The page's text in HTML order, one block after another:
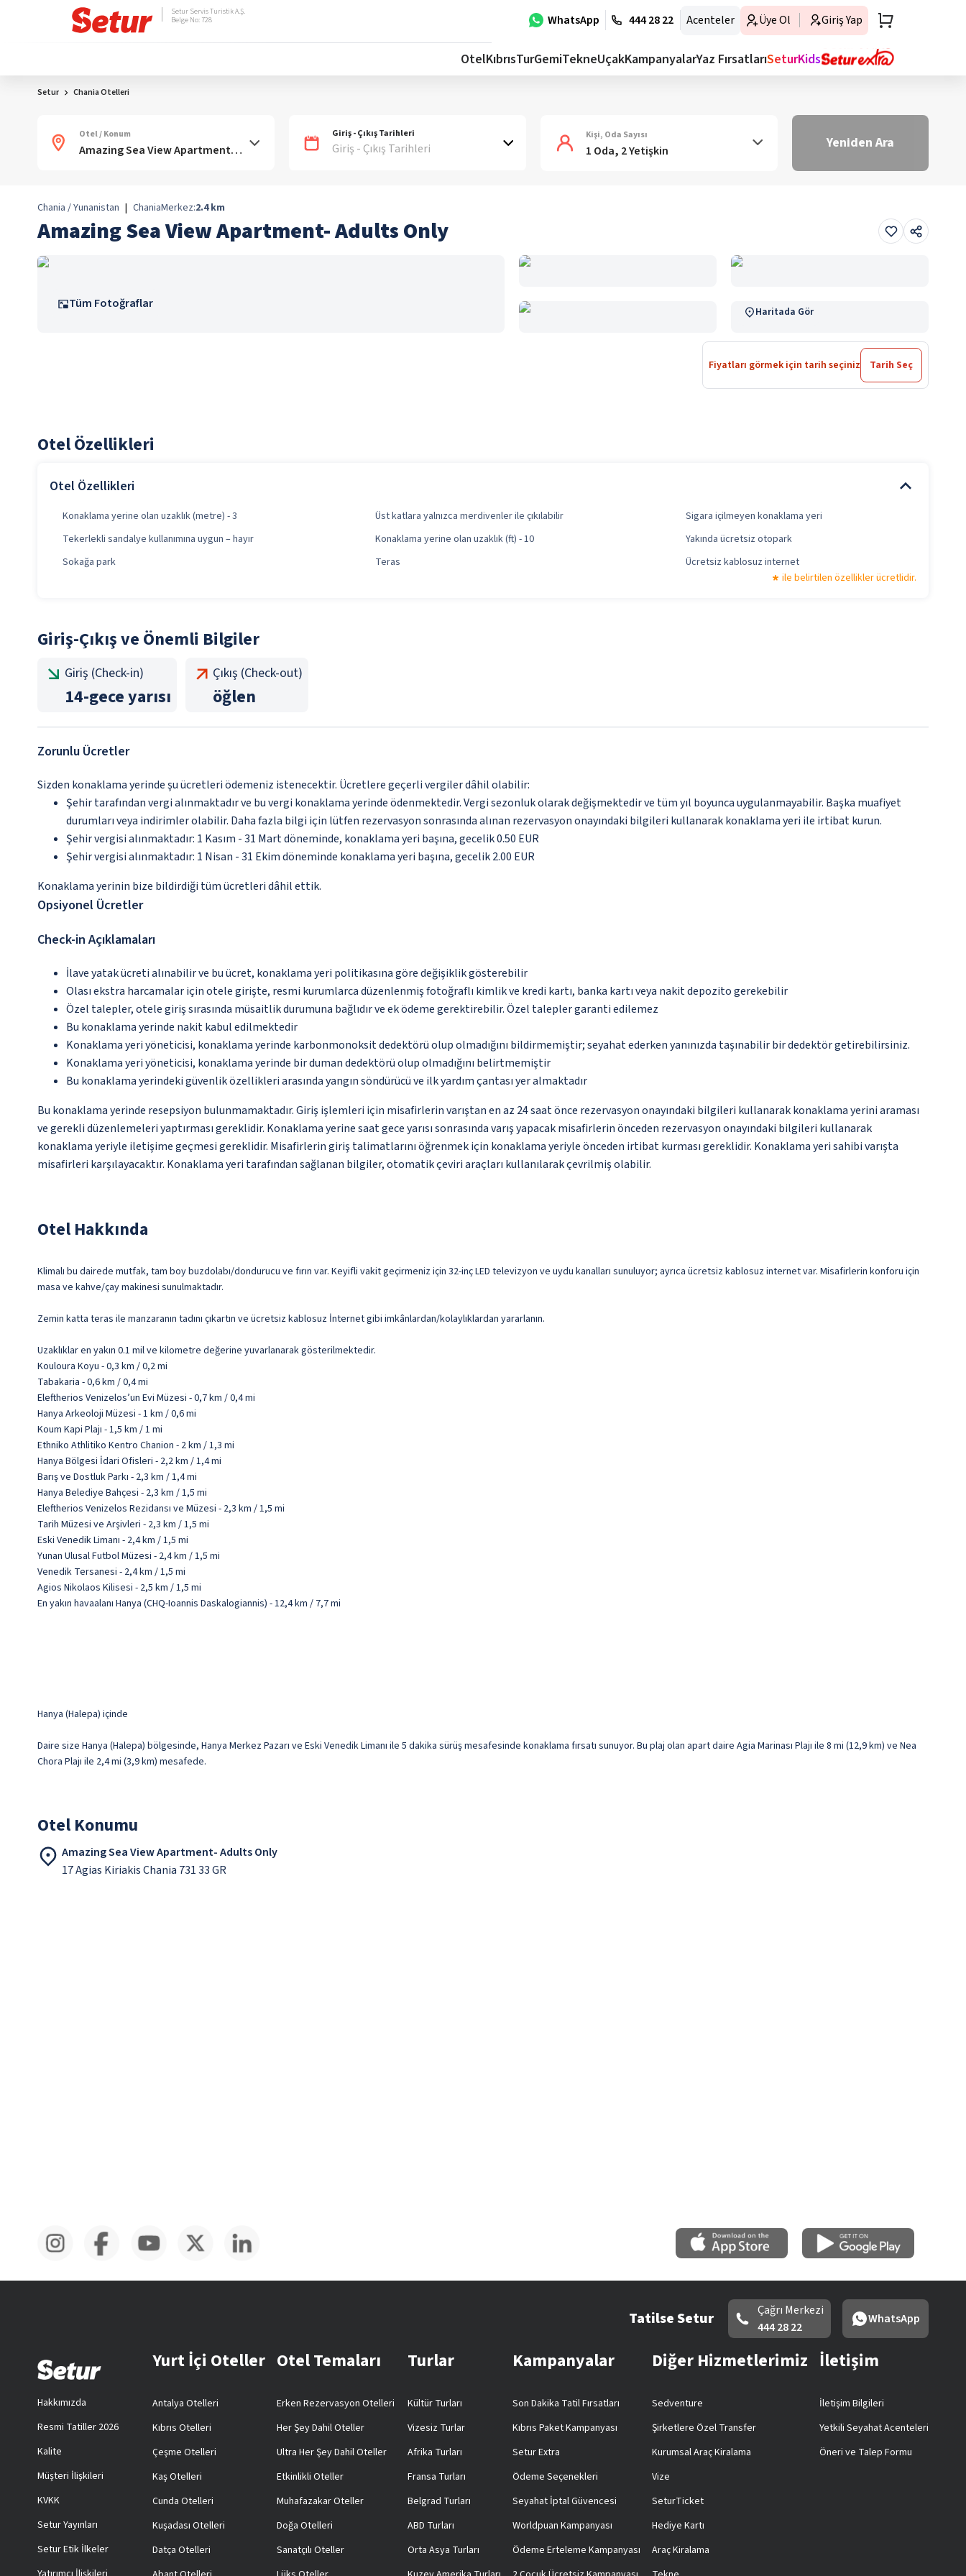
WhatsApp 444 28 22 Acenteler Üye Ol Giriş Yap
Setur Servis Turistik A.Ş.
Belge No: 728
OtelKıbrısTurGemiTekneUçakKampanyalarYaz FırsatlarıSeturKids
Setur Chania Otelleri
Otel / Konum Giriş - Çıkış Tarihleri
Giriş - Çıkış Tarihleri
Kişi, Oda Sayısı
1 Oda, 2 Yetişkin Yeniden Ara
Chania / Yunanistan | ChaniaMerkez:2.4 km
Amazing Sea View Apartment- Adults Only
Tüm Fotoğraflar
Haritada Gör
Fiyatları görmek için tarih seçiniz Tarih Seç
Otel Özellikleri
Otel Özellikleri
Konaklama yerine olan uzaklık (metre) - 3 Üst katlara yalnızca merdivenler ile çıkılabilir
Sigara içilmeyen konaklama yeri
Tekerlekli sandalye kullanımına uygun – hayır
Konaklama yerine olan uzaklık (ft) - 10
Yakında ücretsiz otopark
Sokağa park
Teras
Ücretsiz kablosuz internet
ile belirtilen özellikler ücretlidir.
Giriş-Çıkış ve Önemli Bilgiler
Giriş (Check-in)
14-gece yarısı
Çıkış (Check-out)
öğlen
Zorunlu Ücretler
Sizden konaklama yerinde şu ücretleri ödemeniz istenecektir. Ücretlere geçerli vergiler dâhil olabilir:
Şehir tarafından vergi alınmaktadır ve bu vergi konaklama yerinde ödenmektedir. Vergi sezonluk olarak değişmektedir ve tüm yıl boyunca uygulanmayabilir. Başka muafiyet
durumları veya indirimler olabilir. Daha fazla bilgi için lütfen rezervasyon sonrasında alınan rezervasyon onayındaki bilgileri kullanarak konaklama yeri ile irtibat kurun.
Şehir vergisi alınmaktadır: 1 Kasım - 31 Mart döneminde, konaklama yeri başına, gecelik 0.50 EUR
Şehir vergisi alınmaktadır: 1 Nisan - 31 Ekim döneminde konaklama yeri başına, gecelik 2.00 EUR
Konaklama yerinin bize bildirdiği tüm ücretleri dâhil ettik.
Opsiyonel Ücretler
Check-in Açıklamaları
İlave yatak ücreti alınabilir ve bu ücret, konaklama yeri politikasına göre değişiklik gösterebilir
Olası ekstra harcamalar için otele girişte, resmi kurumlarca düzenlenmiş fotoğraflı kimlik ve kredi kartı, banka kartı veya nakit depozito gerekebilir
Özel talepler, otele giriş sırasında müsaitlik durumuna bağlıdır ve ek ödeme gerektirebilir. Özel talepler garanti edilemez
Bu konaklama yerinde nakit kabul edilmektedir
Konaklama yeri yöneticisi, konaklama yerinde karbonmonoksit dedektörü olup olmadığını bildirmemiştir; seyahat ederken yanınızda taşınabilir bir dedektör getirebilirsiniz.
Konaklama yeri yöneticisi, konaklama yerinde bir duman dedektörü olup olmadığını belirtmemiştir
Bu konaklama yerindeki güvenlik özellikleri arasında yangın söndürücü ve ilk yardım çantası yer almaktadır
Bu konaklama yerinde resepsiyon bulunmamaktadır. Giriş işlemleri için misafirlerin varıştan en az 24 saat önce rezervasyon onayındaki bilgileri kullanarak konaklama yerini araması
ve gerekli düzenlemeleri yaptırması gereklidir. Konaklama yerine saat gece yarısı sonrasında varış yapacak misafirlerin önceden rezervasyon onayındaki bilgileri kullanarak
konaklama yeriyle iletişime geçmesi gereklidir. Misafirlerin giriş talimatlarını öğrenmek için konaklama yeriyle önceden irtibat kurması gereklidir. Konaklama yeri sahibi varışta
misafirleri karşılayacaktır. Konaklama yeri tarafından sağlanan bilgiler, otomatik çeviri araçları kullanılarak çevrilmiş olabilir.
Otel Hakkında
Klimalı bu dairede mutfak, tam boy buzdolabı/dondurucu ve fırın var. Keyifli vakit geçirmeniz için 32-inç LED televizyon ve uydu kanalları sunuluyor; ayrıca ücretsiz kablosuz internet var. Misafirlerin konforu için
masa ve kahve/çay makinesi sunulmaktadır.
Zemin katta teras ile manzaranın tadını çıkartın ve ücretsiz kablosuz İnternet gibi imkânlardan/kolaylıklardan yararlanın.
Uzaklıklar en yakın 0.1 mil ve kilometre değerine yuvarlanarak gösterilmektedir.
Kouloura Koyu - 0,3 km / 0,2 mi
Tabakaria - 0,6 km / 0,4 mi
Eleftherios Venizelos’un Evi Müzesi - 0,7 km / 0,4 mi
Hanya Arkeoloji Müzesi - 1 km / 0,6 mi
Koum Kapi Plajı - 1,5 km / 1 mi
Ethniko Athlitiko Kentro Chanion - 2 km / 1,3 mi
Hanya Bölgesi İdari Ofisleri - 2,2 km / 1,4 mi
Barış ve Dostluk Parkı - 2,3 km / 1,4 mi
Hanya Belediye Bahçesi - 2,3 km / 1,5 mi
Eleftherios Venizelos Rezidansı ve Müzesi - 2,3 km / 1,5 mi
Tarih Müzesi ve Arşivleri - 2,3 km / 1,5 mi
Eski Venedik Limanı - 2,4 km / 1,5 mi
Yunan Ulusal Futbol Müzesi - 2,4 km / 1,5 mi
Venedik Tersanesi - 2,4 km / 1,5 mi
Agios Nikolaos Kilisesi - 2,5 km / 1,5 mi
En yakın havaalanı Hanya (CHQ-Ioannis Daskalogiannis) - 12,4 km / 7,7 mi
Hanya (Halepa) içinde
Daire size Hanya (Halepa) bölgesinde, Hanya Merkez Pazarı ve Eski Venedik Limanı ile 5 dakika sürüş mesafesinde konaklama fırsatı sunuyor. Bu plaj olan apart daire Agia Marinası Plajı ile 8 mi (12,9 km) ve Nea
Chora Plajı ile 2,4 mi (3,9 km) mesafede.
Otel Konumu
Amazing Sea View Apartment- Adults Only
17 Agias Kiriakis Chania 731 33 GR
Tatilse Setur
Çağrı Merkezi
444 28 22
WhatsApp
Hakkımızda
Resmi Tatiller 2026
Kalite
Müşteri İlişkileri
KVKK
Setur Yayınları
Setur Etik İlkeler
Yurt İçi Oteller
Antalya Otelleri
Kıbrıs Otelleri
Çeşme Otelleri
Kaş Otelleri
Cunda Otelleri
Kuşadası Otelleri
Datça Otelleri
Otel Temaları
Erken Rezervasyon Otelleri
Her Şey Dahil Oteller
Ultra Her Şey Dahil Oteller
Etkinlikli Oteller
Muhafazakar Oteller
Doğa Otelleri
Sanatçılı Oteller
Turlar
Kültür Turları
Vizesiz Turlar
Afrika Turları
Fransa Turları
Belgrad Turları
ABD Turları
Orta Asya Turları
Kampanyalar
Son Dakika Tatil Fırsatları
Kıbrıs Paket Kampanyası
Setur Extra
Ödeme Seçenekleri
Seyahat İptal Güvencesi
Worldpuan Kampanyası
Ödeme Erteleme Kampanyası
Diğer Hizmetlerimiz
Sedventure
Şirketlere Özel Transfer
Kurumsal Araç Kiralama
Vize
SeturTicket
Hediye Kartı
Araç Kiralama
İletişim
İletişim Bilgileri
Yetkili Seyahat Acenteleri
Öneri ve Talep Formu